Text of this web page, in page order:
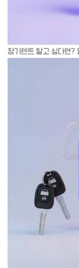
장기렌트 말고 싶다면?